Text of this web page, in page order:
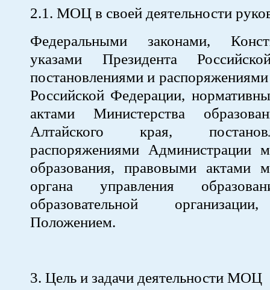
2.1. МОЦ в своей деятельности
Федеральными законами,
указами Президента
постановлениями и распоряжениями
Российской Федерации,
актами Министерства
Алтайского края,
распоряжениями Администрации
образования, правовыми актами
органа управления
образовательной
Положением.
3. Цель и задачи деятельности МОЦ